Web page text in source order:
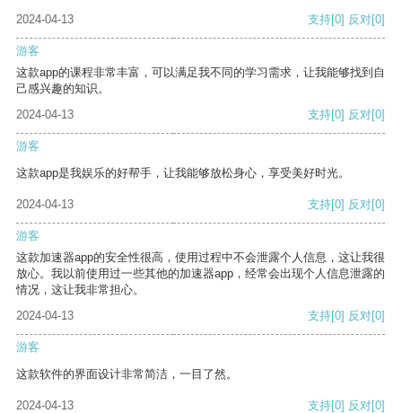
2024-04-13 支持[0] 反对[0]
游客
这款app的课程非常丰富，可以满足我不同的学习需求，让我能够找到自
己感兴趣的知识。
2024-04-13
支持[0] 反对[0]
游客
这款app是我娱乐的好帮手，让我能够放松身心，享受美好时光。
2024-04-13 支持[0] 反对[0]
游客
这款加速器app的安全性很高，使用过程中不会泄露个人信息，这让我很
放心。我以前使用过一些其他的加速器app，经常会出现个人信息泄露的
情况，这让我非常担心。
2024-04-13
支持[0] 反对[0]
游客
这款软件的界面设计非常简洁，一目了然。
2024-04-13 支持[0] 反对[0]